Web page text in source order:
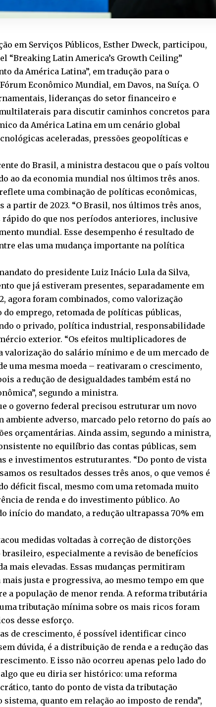
em Serviços Públicos, Esther Dweck, participou,
“Breaking Latin America’s Growth Ceiling”
da América Latina”, em tradução para o
Econômico Mundial, em Davos, na Suíça. O
lideranças do setor financeiro e
para discutir caminhos concretos para
da América Latina em um cenário global
aceleradas, pressões geopolíticas e
do Brasil, a ministra destacou que o país voltou
ao da economia mundial nos últimos três anos.
uma combinação de políticas econômicas,
partir de 2023. “O Brasil, nos últimos três anos,
do que nos períodos anteriores, inclusive
mundial. Esse desempenho é resultado de
elas uma mudança importante na política
do presidente Luiz Inácio Lula da Silva,
que já estiveram presentes, separadamente em
agora foram combinados, como valorização
emprego, retomada de políticas públicas,
o privado, política industrial, responsabilidade
exterior. “Os efeitos multiplicadores de
do salário mínimo e de um mercado de
uma mesma moeda – reativaram o crescimento,
a redução de desigualdades também está no
segundo a ministra.
o governo federal precisou estruturar um novo
ambiente adverso, marcado pelo retorno do país ao
orçamentárias. Ainda assim, segundo a ministra,
no equilíbrio das contas públicas, sem
e investimentos estruturantes. “Do ponto de vista
os resultados desses três anos, o que vemos é
déficit fiscal, mesmo com uma retomada muito
de renda e do investimento público. Ao
início do mandato, a redução ultrapassa 70% em
medidas voltadas à correção de distorções
especialmente a revisão de benefícios
mais elevadas. Essas mudanças permitiram
justa e progressiva, ao mesmo tempo em que
a população de menor renda. A reforma tributária
tributação mínima sobre os mais ricos foram
desse esforço.
de crescimento, é possível identificar cinco
dúvida, é a distribuição de renda e a redução das
E isso não ocorreu apenas pelo lado do
que eu diria ser histórico: uma reforma
tanto do ponto de vista da tributação
quanto em relação ao imposto de renda”,